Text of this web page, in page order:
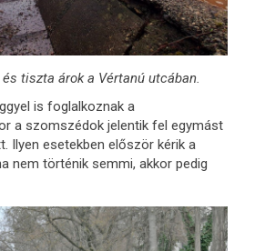
tiszta árok a Vértanú utcában.
is foglalkoznak a
a szomszédok jelentik fel egymást
Ilyen esetekben először kérik a
nem történik semmi, akkor pedig